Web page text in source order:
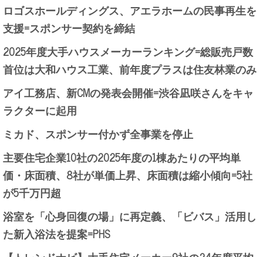
ロゴスホールディングス、アエラホームの民事再生を
支援=スポンサー契約を締結
2025年度大手ハウスメーカーランキング=総販売戸数
首位は大和ハウス工業、前年度プラスは住友林業のみ
アイ工務店、新CMの発表会開催=渋谷凪咲さんをキャ
ラクターに起用
ミカド、スポンサー付かず全事業を停止
主要住宅企業10社の2025年度の1棟あたりの平均単
価・床面積、8社が単価上昇、床面積は縮小傾向=5社
が5千万円超
浴室を「心身回復の場」に再定義、「ビバス」活用し
た新入浴法を提案=PHS